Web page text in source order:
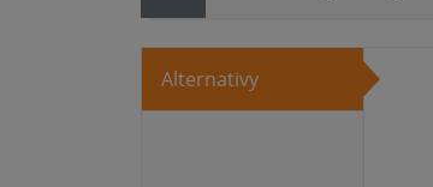
Alternativy